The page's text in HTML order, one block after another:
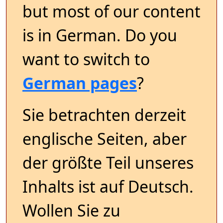
but most of our content
is in German. Do you
want to switch to
German pages?
Sie betrachten derzeit
englische Seiten, aber
der größte Teil unseres
Inhalts ist auf Deutsch.
Wollen Sie zu